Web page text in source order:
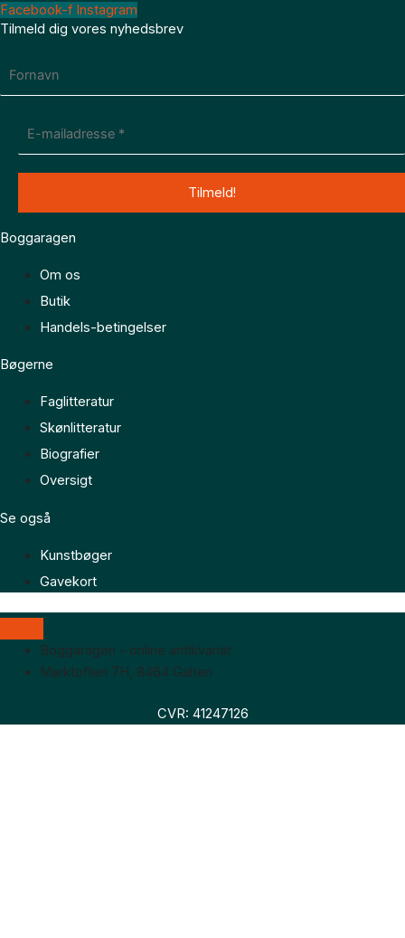
Facebook-f Instagram
Tilmeld dig vores nyhedsbrev
Boggaragen
Om os
Butik
Handels-betingelser
Bøgerne
Faglitteratur
Skønlitteratur
Biografier
Oversigt
Se også
Kunstbøger
Gavekort
Boggaragen – online antikvariat
Marktoften 7H, 8464 Galten
CVR: 41247126